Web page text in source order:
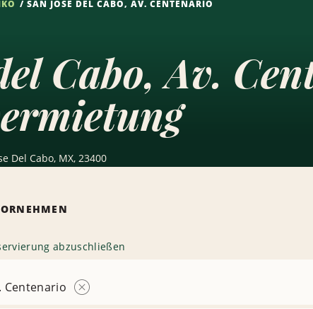
SAN JOSÉ DEL CABO, AV. CENTENARIO
Cabo, Av.
Del Cabo, MX, 23400
abzuschließen
Centenario